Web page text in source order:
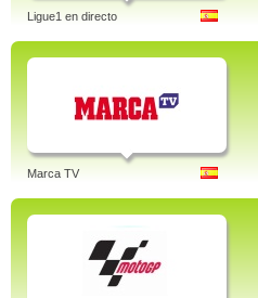
Ligue1 en directo
Marca TV